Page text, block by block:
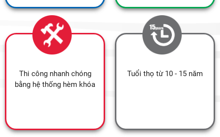
Thi công nhanh chóng
bằng hệ thống hèm khóa
Tuổi thọ từ 10 - 15 năm